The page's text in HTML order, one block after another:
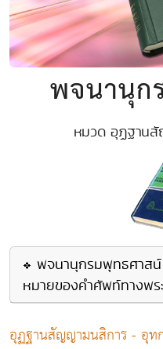
พจนานุก
หมวด อุฏฐาน
พจนานุกรมพุทธศาส
หมายของคำศัพท์ทางพ
อุฏฐานสัญญามนสิการ - อุท